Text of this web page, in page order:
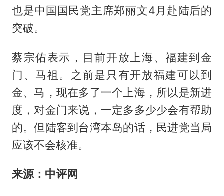
也是中国国民党主席郑丽文4月赴陆后的
突破。
蔡宗佑表示，目前开放上海、福建到金
门、马祖。之前是只有开放福建可以到
金、马，现在多了一个上海，所以是新进
度，对金门来说，一定多多少少会有帮助
的。但陆客到台湾本岛的话，民进党当局
应该不会核准。
来源：中评网